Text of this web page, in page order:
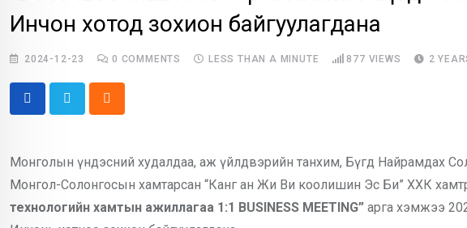
Инчон хотод зохион байгуулагдана
2024-12-23 0 COMMENTS LESS THAN A MINUTE 877 VIEWS 2
Монголын үндэсний худалдаа, аж үйлдвэрийн танхим, Бүгд Найрамдах
Монгол-Солонгосын хамтарсан “Канг ан Жи Ви коолишин Эс Би” ХХК
технологийн хамтын ажиллагаа 1:1 BUSINESS MEETING” арга хэмжээ